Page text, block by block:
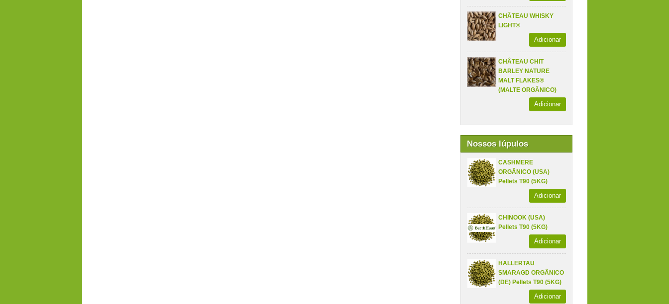
CHÂTEAU WHISKY
LIGHT®
Adicionar
CHÂTEAU CHIT
BARLEY NATURE
MALT FLAKES®
(MALTE ORGÂNICO)
Adicionar
Nossos lúpulos
CASHMERE
ORGÂNICO (USA)
Pellets T90 (5KG)
Adicionar
CHINOOK (USA)
Pellets T90 (5KG)
Adicionar
HALLERTAU
SMARAGD ORGÂNICO
(DE) Pellets T90 (5KG)
Adicionar